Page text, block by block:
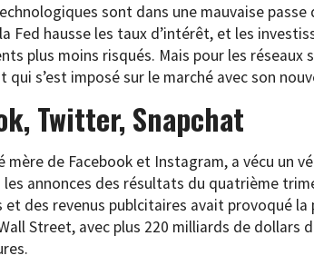
sont dans une mauvaise passe
Fed hausse les taux d’intérêt, et les
plus moins risqués. Mais pour les réseaux
qui s’est imposé sur le marché avec son
Twitter, Snapchat
mère de Facebook et Instagram, a vécu un
les annonces des résultats du quatrième
et des revenus publcitaires avait provoqué la
Street, avec plus 220 milliards de dollars